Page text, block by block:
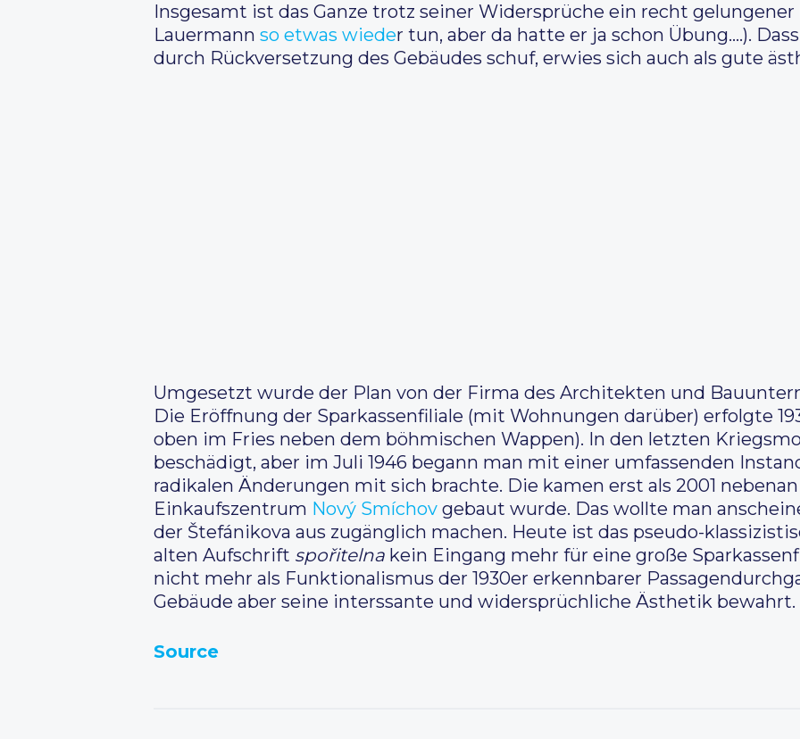
Insgesamt ist das Ganze trotz seiner Widersprüche ein recht gelungener
Lauermann so etwas wieder tun, aber da hatte er ja schon Übung….).
durch Rückversetzung des Gebäudes schuf, erwies sich auch als gute
Umgesetzt wurde der Plan von der Firma des Architekten und
Die Eröffnung der Sparkassenfiliale (mit Wohnungen darüber) erfolgte
oben im Fries neben dem böhmischen Wappen). In den letzten
beschädigt, aber im Juli 1946 begann man mit einer umfassenden
radikalen Änderungen mit sich brachte. Die kamen erst als 2001
Einkaufszentrum Nový Smíchov gebaut wurde. Das wollte man
der Štefánikova aus zugänglich machen. Heute ist das pseudo-
alten Aufschrift spořitelna kein Eingang mehr für eine große
nicht mehr als Funktionalismus der 1930er erkennbarer
Gebäude aber seine interssante und widersprüchliche Ästhetik bewahrt.
Source